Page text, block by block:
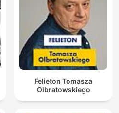
Felieton Tomasza
Olbratowskiego